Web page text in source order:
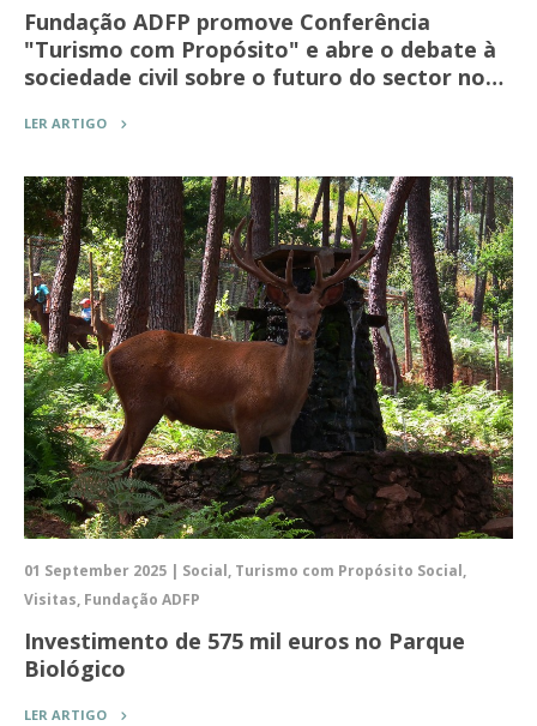
Fundação ADFP promove Conferência
"Turismo com Propósito" e abre o debate à
sociedade civil sobre o futuro do sector no…
LER ARTIGO
01 September 2025 | Social, Turismo com Propósito Social,
Visitas, Fundação ADFP
Investimento de 575 mil euros no Parque
Biológico
LER ARTIGO